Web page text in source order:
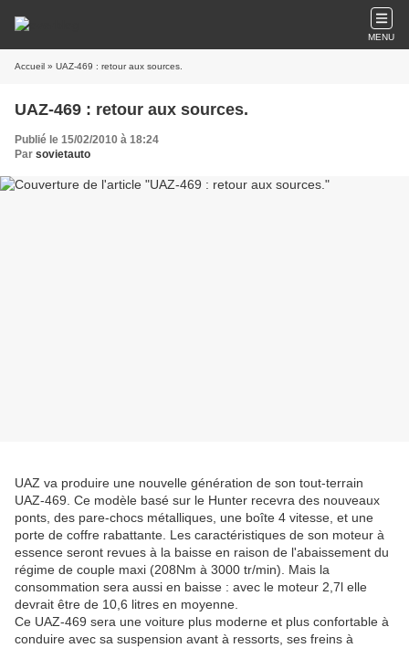
MENU
Accueil » UAZ-469 : retour aux sources.
UAZ-469 : retour aux sources.
Publié le 15/02/2010 à 18:24
Par sovietauto
UAZ va produire une nouvelle génération de son tout-terrain
UAZ-469. Ce modèle basé sur le Hunter recevra des nouveaux
ponts, des pare-chocs métalliques, une boîte 4 vitesse, et une
porte de coffre rabattante. Les caractéristiques de son moteur à
essence seront revues à la baisse en raison de l'abaissement du
régime de couple maxi (208Nm à 3000 tr/min). Mais la
consommation sera aussi en baisse : avec le moteur 2,7l elle
devrait être de 10,6 litres en moyenne.
Ce UAZ-469 sera une voiture plus moderne et plus confortable à
conduire avec sa suspension avant à ressorts, ses freins à